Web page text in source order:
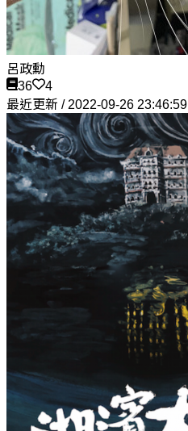
呂政勳
36
4
最近更新 / 2022-09-26 23:46:59